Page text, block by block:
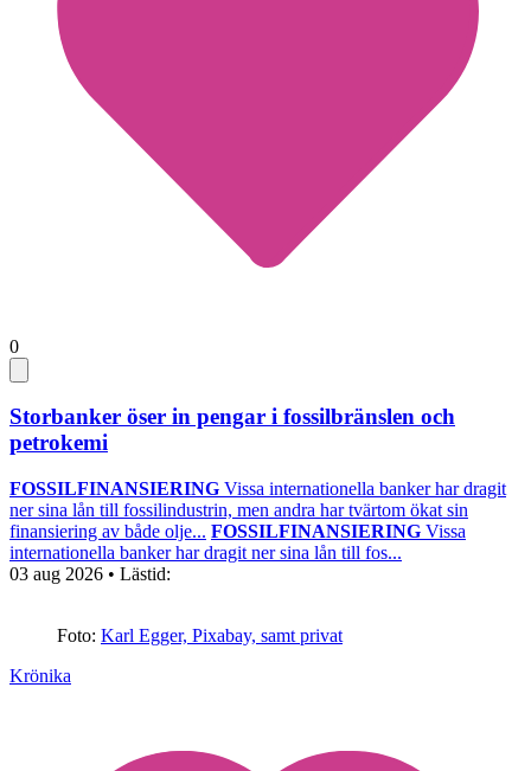
0
Storbanker öser in pengar i fossilbränslen och
petrokemi
FOSSILFINANSIERING Vissa internationella banker har dragit
ner sina lån till fossilindustrin, men andra har tvärtom ökat sin
finansiering av både olje... FOSSILFINANSIERING Vissa
internationella banker har dragit ner sina lån till fos...
03 aug 2026 • Lästid:
Foto: Karl Egger, Pixabay, samt privat
Krönika